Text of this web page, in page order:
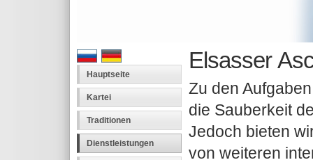
Hauptseite
Kartei
Traditionen
Dienstleistungen
Elsasser
Zu den
die Sauberkeit
Jedoch bieten
von weiteren